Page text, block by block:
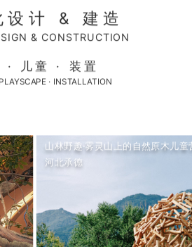
设计 & 建造
& CONSTRUCTION
· 儿童 · 装置
PLAYSCAPE · INSTALLATION
山林野趣·雾灵山上的自然原木儿童
河北承德